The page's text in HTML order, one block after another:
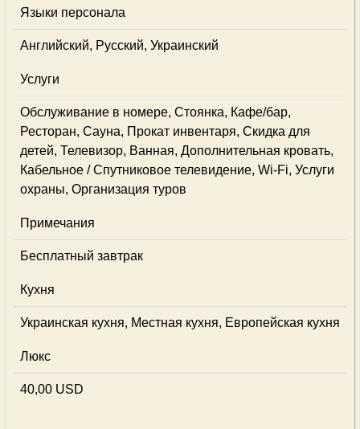
Языки персонала
Английский, Русский, Украинский
Услуги
Обслуживание в номере, Стоянка, Кафе/бар,
Ресторан, Сауна, Прокат инвентаря, Скидка для
детей, Телевизор, Ванная, Дополнительная кровать,
Кабельное / Спутниковое телевидение, Wi-Fi, Услуги
охраны, Организация туров
Примечания
Бесплатный завтрак
Кухня
Украинская кухня, Местная кухня, Европейская кухня
Люкс
40,00 USD